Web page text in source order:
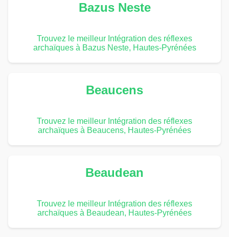
Bazus Neste
Trouvez le meilleur Intégration des réflexes
archaïques à Bazus Neste, Hautes-Pyrénées
Beaucens
Trouvez le meilleur Intégration des réflexes
archaïques à Beaucens, Hautes-Pyrénées
Beaudean
Trouvez le meilleur Intégration des réflexes
archaïques à Beaudean, Hautes-Pyrénées